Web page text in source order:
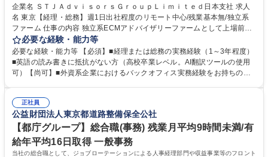
企業名 ＳＴＪＡｄｖｉｓｏｒｓＧｒｏｕｐＬｉｍｉｔｅｄ日本支社 求人
名 東京【経理・総務】週1日出社程度のリモート中心/残業基本無/独立系
ファーム 仕事の内容 独立系ECMアドバイザリーファームとして上場前後
の資本市場戦略を設計する当社にて経理・総務をお任せします。基礎的な
バックオフィス業務からスタートし組織を支える専任担当として広く活躍
できる環境です。 ■日常経理、月次および年次決算サポート業務 ■本国
（グローバル）との英文メール対応（AI翻訳ツール等を使用しての対応で
業務をお任せします。残業も基本的には発生せず、ご自身のペースで業務
を進めやすく定着率の高い環境です。 募集職種 東京【経理・総務】週1日
出社程度のリモート中心/残業基本無/独立系ファーム
必要な経験・能力等
必要な経験・能力等 【必須】■経理または総務の実務経験（1～3年程度）
■英語の読み書きに抵抗がない方（高校卒業レベル。AI翻訳ツールの使用
可）【尚可】■外資系企業におけるバックオフィス実務経験をお持ちの方
【働き方について】現在は週4日程度の在宅勤務を実施しており、ワーク
ライフバランスを重視する方に最適な環境です（フルリモートも面接で相
談可）。【求める人物像】幅広いバックオフィス業務に柔軟に対応でき、
社内外と円滑にコミュニケーションを取りながら業務を推進できる方 学
歴・資格 学歴：大学院 大学 高専 短大 専修学校 高校 語学力： 資格：
正社員
公益財団法人東京都道路整備保全公社
【都庁グループ】総合職(事務) 残業月平均9時間未満/有
給年平均16日取得 一般事務
当社の総合職として、ジョブローテーションによる人事経理部門や収益事業等のフロント